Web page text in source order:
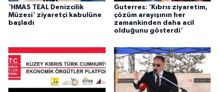
'HMAS TEAL Denizcilik
Müzesi' ziyaretçi kabulüne
başladı
Guterres: 'Kıbrıs ziyaretim,
çözüm arayışının her
zamankinden daha acil
olduğunu gösterdi'